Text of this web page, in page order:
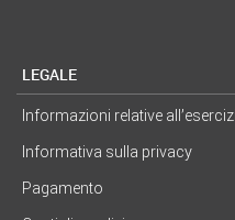
LEGALE
Informazioni relative
Informativa sulla privacy
Pagamento